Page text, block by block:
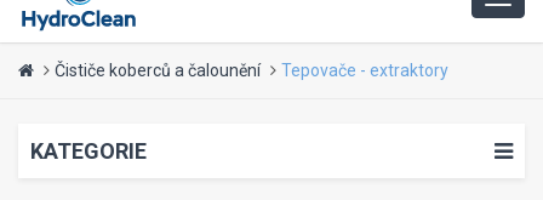
Čističe koberců a čalounění Tepovače - extraktory
KATEGORIE